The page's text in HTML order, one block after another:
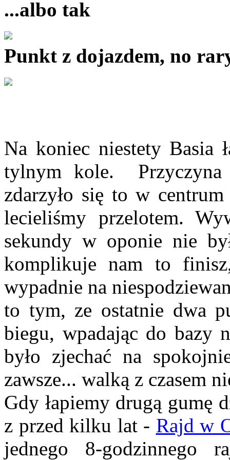
...albo tak
Punkt z dojazdem, no
Na koniec niestety Basia
tylnym kole.
zdarzyło się to w
lecieliśmy przelotem.
sekundy w oponie nie
komplikuje nam to
wypadnie na
to tym, ze ostatnie dwa
biegu, wpadając do bazy
było zjechać na
zawsze... walką z czasem
Gdy łapiemy drugą gumę
z przed kilku lat - Rajd w
jednego 8-godzinnego